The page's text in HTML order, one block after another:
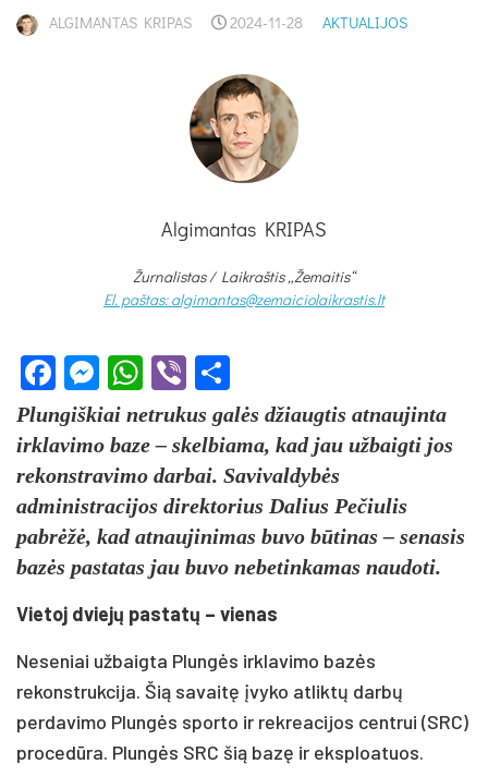
ALGIMANTAS KRIPAS 2024-11-28 AKTUALIJOS
Algimantas KRIPAS
Žurnalistas / Laikraštis „Žemaitis“
El. paštas: algimantas@zemaiciolaikrastis.lt
Facebook
Messenger
WhatsApp
Viber
Plungiškiai netrukus galės džiaugtis atnaujinta
irklavimo baze – skelbiama, kad jau užbaigti jos
rekonstravimo darbai. Savivaldybės
administracijos direktorius Dalius Pečiulis
pabrėžė, kad atnaujinimas buvo būtinas – senasis
bazės pastatas jau buvo nebetinkamas naudoti.
Vietoj dviejų pastatų – vienas
Neseniai užbaigta Plungės irklavimo bazės
rekonstrukcija. Šią savaitę įvyko atliktų darbų
perdavimo Plungės sporto ir rekreacijos centrui (SRC)
procedūra. Plungės SRC šią bazę ir eksploatuos.